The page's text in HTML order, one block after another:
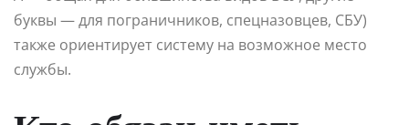
буквы — для пограничников, спецназовцев, СБУ)
также ориентирует систему на возможное место
службы.